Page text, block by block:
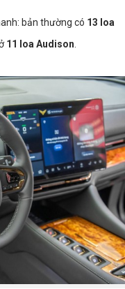
bản thường có 13 loa
11 loa Audison